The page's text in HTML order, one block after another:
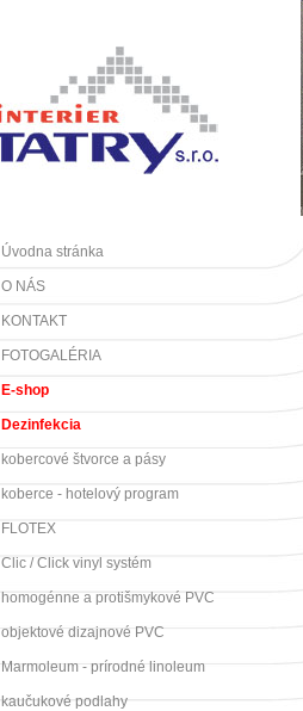
Úvodna stránka
O NÁS
KONTAKT
FOTOGALÉRIA
E-shop
Dezinfekcia
kobercové štvorce a pásy
koberce - hotelový program
FLOTEX
Clic / Click vinyl systém
homogénne a protišmykové PVC
objektové dizajnové PVC
Marmoleum - prírodné linoleum
kaučukové podlahy